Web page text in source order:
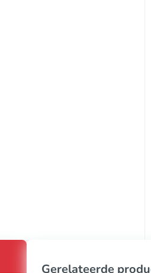
Gerelateerde